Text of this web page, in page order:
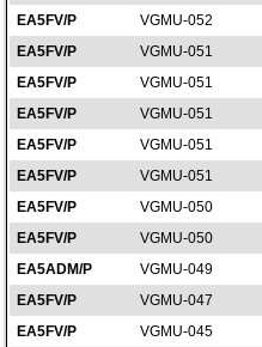
EA5FV/P
VGMU-052
EA5FV/P
VGMU-051
EA5FV/P
VGMU-051
EA5FV/P
VGMU-051
EA5FV/P
VGMU-051
EA5FV/P
VGMU-051
EA5FV/P
VGMU-050
EA5FV/P
VGMU-050
EA5ADM/P
VGMU-049
EA5FV/P
VGMU-047
EA5FV/P
VGMU-045